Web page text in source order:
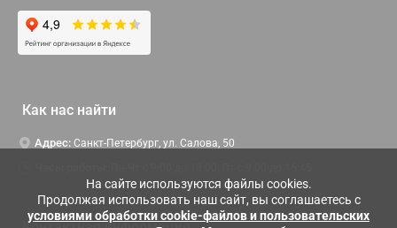
На сайте используются файлы cookies.
Продолжая использовать наш сайт, вы соглашаетесь с
условиями обработки cookie-файлов и пользовательских
Как нас найти
Адрес: Санкт-Петербург, ул. Салова, 50